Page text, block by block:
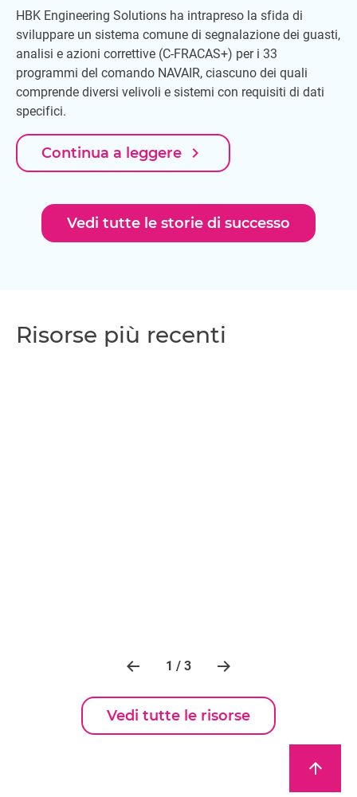
HBK Engineering Solutions ha intrapreso la sfida di
sviluppare un sistema comune di segnalazione dei guasti,
analisi e azioni correttive (C-FRACAS+) per i 33
programmi del comando NAVAIR, ciascuno dei quali
comprende diversi velivoli e sistemi con requisiti di dati
specifici.
Continua a leggere navigate_next
Vedi tutte le storie di successo
Risorse più recenti
1 / 3
Vedi tutte le risorse
arrow_upward